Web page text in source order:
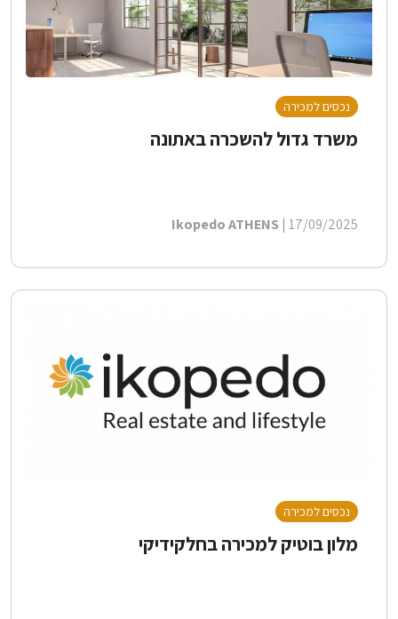
נכסים למכירה
משרד גדול להשכרה באתונה
Ikopedo ATHENS | 17/09/2025
נכסים למכירה
מלון בוטיק למכירה בחלקידיקי